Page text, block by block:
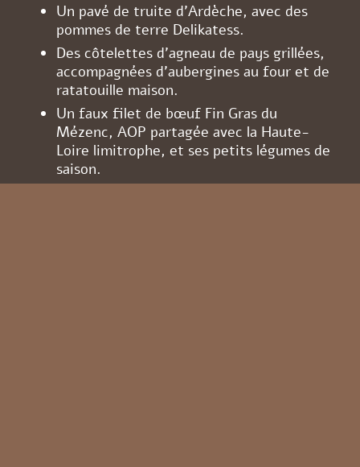
Un pavé de truite d’Ardèche, avec des
pommes de terre Delikatess.
Des côtelettes d’agneau de pays grillées,
accompagnées d’aubergines au four et de
ratatouille maison.
Un faux filet de bœuf Fin Gras du
Mézenc, AOP partagée avec la Haute-
Loire limitrophe, et ses petits légumes de
saison.